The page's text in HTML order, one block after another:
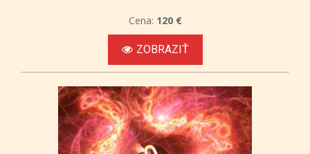
Cena: 120 €
ZOBRAZIŤ